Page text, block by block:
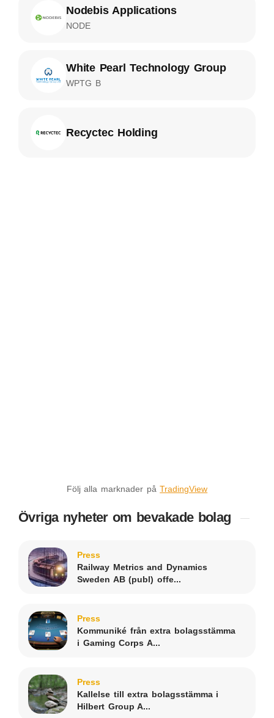
Nodebis Applications
NODE
White Pearl Technology Group
WPTG B
Recyctec Holding
Följ alla marknader påTradingView
Övriga nyheter om bevakade bolag
Press
Railway Metrics and Dynamics
Sweden AB (publ) offe...
Press
Kommuniké från extra bolagsstämma
i Gaming Corps A...
Press
Kallelse till extra bolagsstämma i
Hilbert Group A...